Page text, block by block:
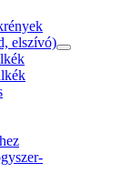
elszívó)